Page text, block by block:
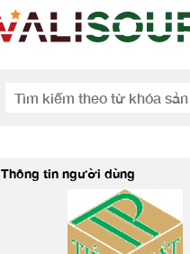
Thông tin người dùng